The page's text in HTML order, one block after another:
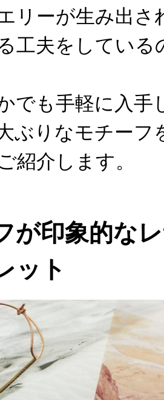
リーが生み出さ
工夫をしている
でも手軽に入手
ぶりなモチーフ
紹介します。
が印象的な
ット